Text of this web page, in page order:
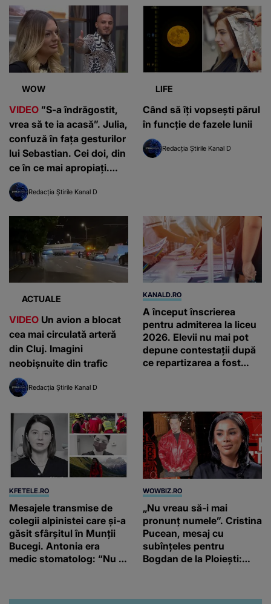
WOW
VIDEO ”S-a îndrăgostit,
vrea să te ia acasă”. Julia,
confuză în fața gesturilor
lui Sebastian. Cei doi, din
ce în ce mai apropiați.
Moldo a observat totul
Redacția Știrile Kanal D
LIFE
Când să îți vopsești părul
în funcție de fazele lunii
Redacția Știrile Kanal D
ACTUALE
VIDEO Un avion a blocat
cea mai circulată arteră
din Cluj. Imagini
neobișnuite din trafic
Redacția Știrile Kanal D
KANALD.RO
A început înscrierea
pentru admiterea la liceu
2026. Elevii nu mai pot
depune contestații după
ce repartizarea a fost
KFETELE.RO
Mesajele transmise de
colegii alpinistei care și-a
găsit sfârșitul în Munții
Bucegi. Antonia era
medic stomatolog: “Nu te
WOWBIZ.RO
„Nu vreau să-i mai
pronunț numele”. Cristina
Pucean, mesaj cu
subînțeles pentru
Bogdan de la Ploiești: